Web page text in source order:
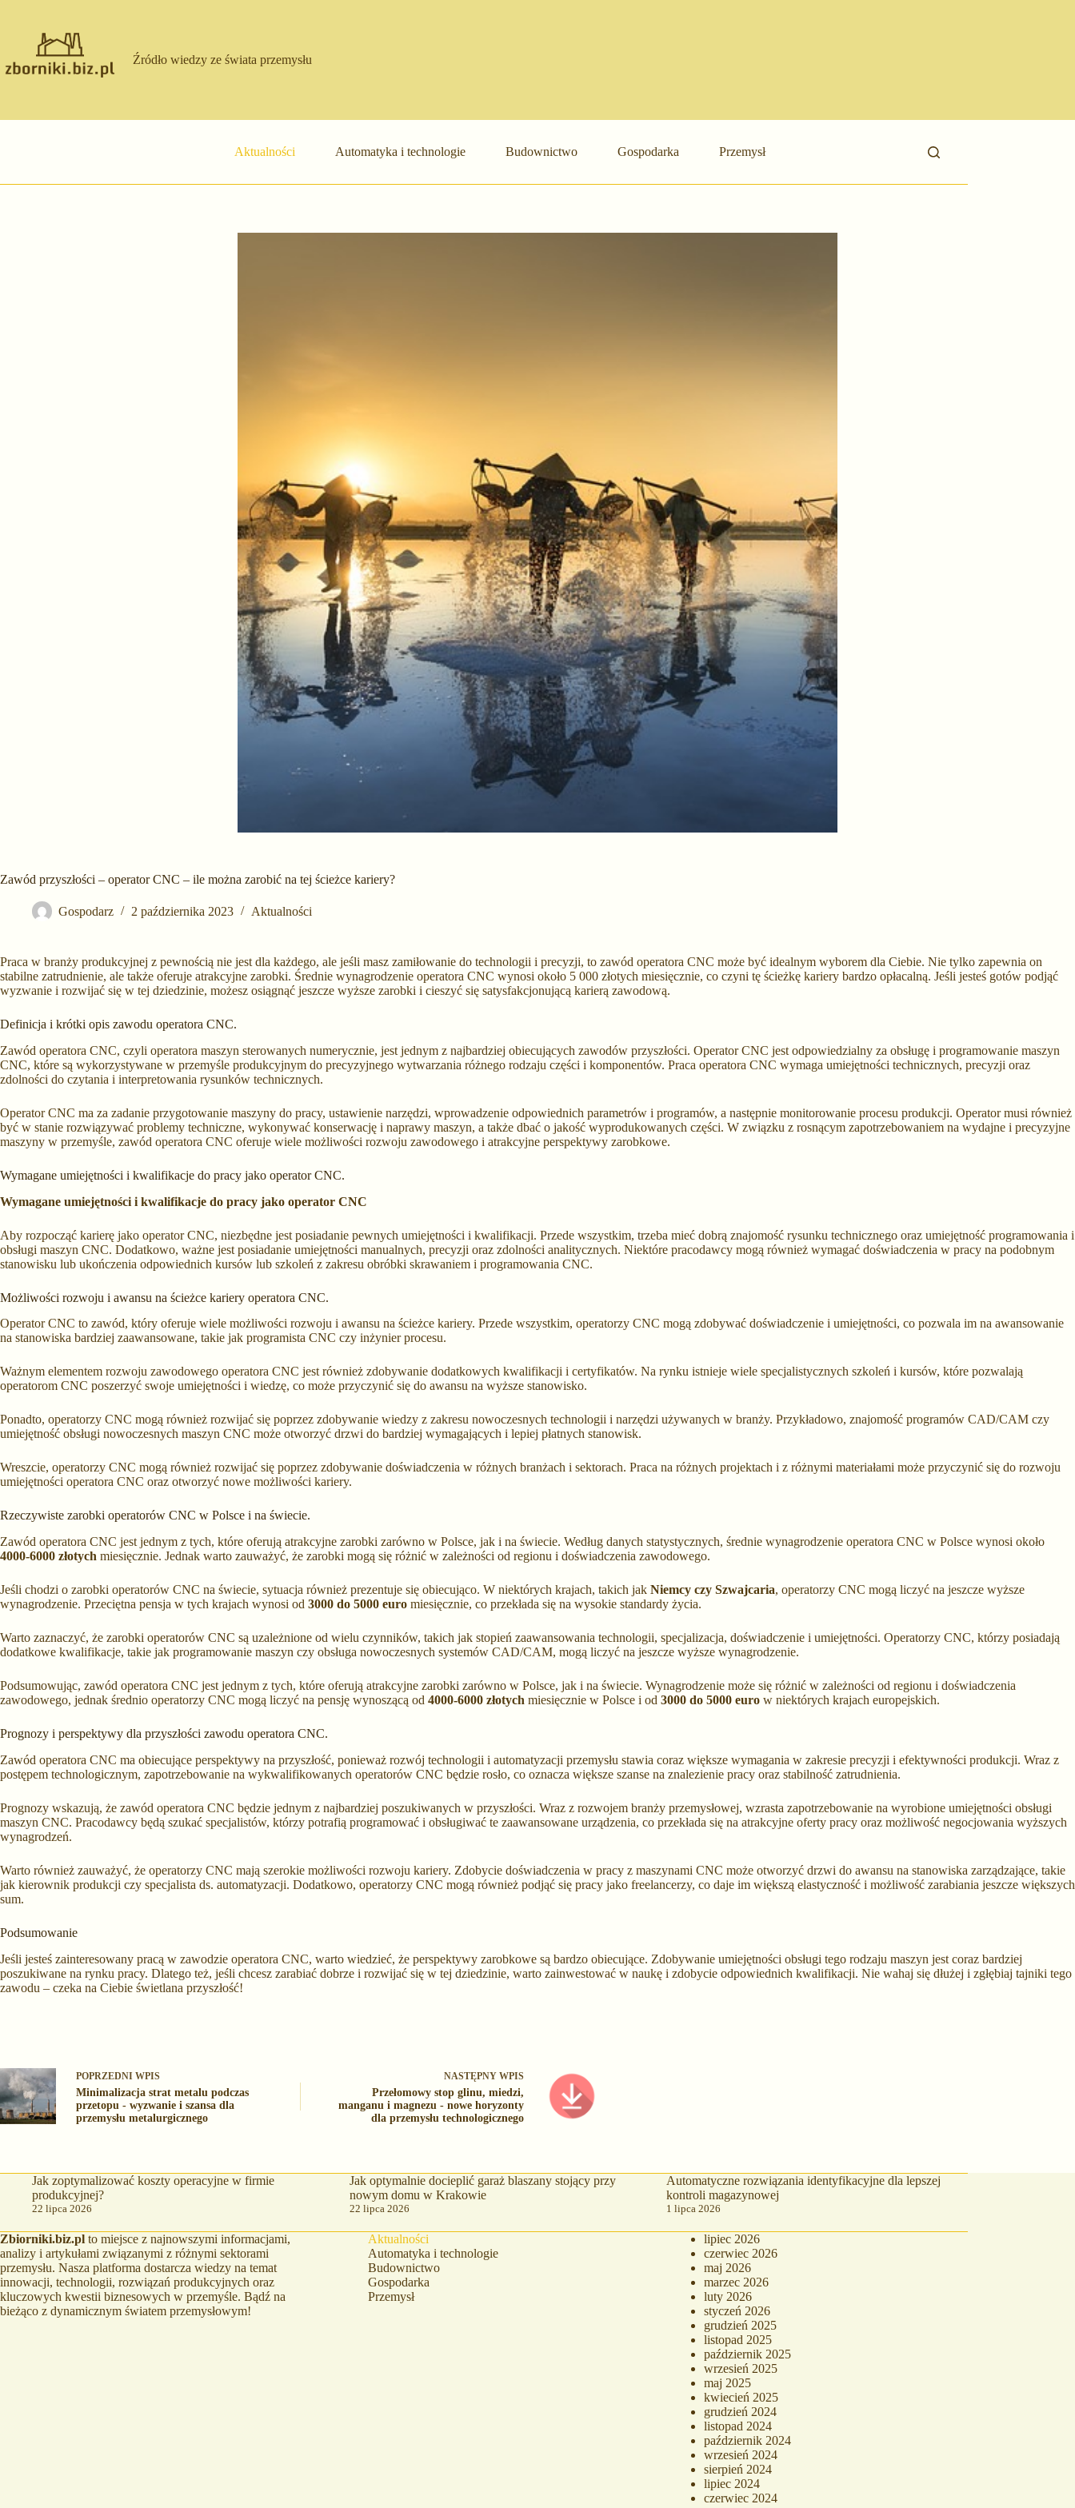
Źródło wiedzy ze świata przemysłu
Aktualności Automatyka i technologie Budownictwo Gospodarka Przemysł
Zawód przyszłości – operator CNC – ile można zarobić na tej ścieżce kariery?
Gospodarz 2 października 2023 Aktualności
Praca w branży produkcyjnej z pewnością nie jest dla każdego, ale jeśli masz zamiłowanie do technologii i precyzji, to zawód operatora CNC może być idealnym wyborem dla Ciebie. Nie tylko zapewnia on
stabilne zatrudnienie, ale także oferuje atrakcyjne zarobki. Średnie wynagrodzenie operatora CNC wynosi około 5 000 złotych miesięcznie, co czyni tę ścieżkę kariery bardzo opłacalną. Jeśli jesteś gotów podjąć
wyzwanie i rozwijać się w tej dziedzinie, możesz osiągnąć jeszcze wyższe zarobki i cieszyć się satysfakcjonującą karierą zawodową.
Definicja i krótki opis zawodu operatora CNC.
Zawód operatora CNC, czyli operatora maszyn sterowanych numerycznie, jest jednym z najbardziej obiecujących zawodów przyszłości. Operator CNC jest odpowiedzialny za obsługę i programowanie maszyn
CNC, które są wykorzystywane w przemyśle produkcyjnym do precyzyjnego wytwarzania różnego rodzaju części i komponentów. Praca operatora CNC wymaga umiejętności technicznych, precyzji oraz
zdolności do czytania i interpretowania rysunków technicznych.
Operator CNC ma za zadanie przygotowanie maszyny do pracy, ustawienie narzędzi, wprowadzenie odpowiednich parametrów i programów, a następnie monitorowanie procesu produkcji. Operator musi również
być w stanie rozwiązywać problemy techniczne, wykonywać konserwację i naprawy maszyn, a także dbać o jakość wyprodukowanych części. W związku z rosnącym zapotrzebowaniem na wydajne i precyzyjne
maszyny w przemyśle, zawód operatora CNC oferuje wiele możliwości rozwoju zawodowego i atrakcyjne perspektywy zarobkowe.
Wymagane umiejętności i kwalifikacje do pracy jako operator CNC.
Wymagane umiejętności i kwalifikacje do pracy jako operator CNC
Aby rozpocząć karierę jako operator CNC, niezbędne jest posiadanie pewnych umiejętności i kwalifikacji. Przede wszystkim, trzeba mieć dobrą znajomość rysunku technicznego oraz umiejętność programowania i
obsługi maszyn CNC. Dodatkowo, ważne jest posiadanie umiejętności manualnych, precyzji oraz zdolności analitycznych. Niektóre pracodawcy mogą również wymagać doświadczenia w pracy na podobnym
stanowisku lub ukończenia odpowiednich kursów lub szkoleń z zakresu obróbki skrawaniem i programowania CNC.
Możliwości rozwoju i awansu na ścieżce kariery operatora CNC.
Operator CNC to zawód, który oferuje wiele możliwości rozwoju i awansu na ścieżce kariery. Przede wszystkim, operatorzy CNC mogą zdobywać doświadczenie i umiejętności, co pozwala im na awansowanie
na stanowiska bardziej zaawansowane, takie jak programista CNC czy inżynier procesu.
Ważnym elementem rozwoju zawodowego operatora CNC jest również zdobywanie dodatkowych kwalifikacji i certyfikatów. Na rynku istnieje wiele specjalistycznych szkoleń i kursów, które pozwalają
operatorom CNC poszerzyć swoje umiejętności i wiedzę, co może przyczynić się do awansu na wyższe stanowisko.
Ponadto, operatorzy CNC mogą również rozwijać się poprzez zdobywanie wiedzy z zakresu nowoczesnych technologii i narzędzi używanych w branży. Przykładowo, znajomość programów CAD/CAM czy
umiejętność obsługi nowoczesnych maszyn CNC może otworzyć drzwi do bardziej wymagających i lepiej płatnych stanowisk.
Wreszcie, operatorzy CNC mogą również rozwijać się poprzez zdobywanie doświadczenia w różnych branżach i sektorach. Praca na różnych projektach i z różnymi materiałami może przyczynić się do rozwoju
umiejętności operatora CNC oraz otworzyć nowe możliwości kariery.
Rzeczywiste zarobki operatorów CNC w Polsce i na świecie.
Zawód operatora CNC jest jednym z tych, które oferują atrakcyjne zarobki zarówno w Polsce, jak i na świecie. Według danych statystycznych, średnie wynagrodzenie operatora CNC w Polsce wynosi około
4000-6000 złotych miesięcznie. Jednak warto zauważyć, że zarobki mogą się różnić w zależności od regionu i doświadczenia zawodowego.
Jeśli chodzi o zarobki operatorów CNC na świecie, sytuacja również prezentuje się obiecująco. W niektórych krajach, takich jak Niemcy czy Szwajcaria, operatorzy CNC mogą liczyć na jeszcze wyższe
wynagrodzenie. Przeciętna pensja w tych krajach wynosi od 3000 do 5000 euro miesięcznie, co przekłada się na wysokie standardy życia.
Warto zaznaczyć, że zarobki operatorów CNC są uzależnione od wielu czynników, takich jak stopień zaawansowania technologii, specjalizacja, doświadczenie i umiejętności. Operatorzy CNC, którzy posiadają
dodatkowe kwalifikacje, takie jak programowanie maszyn czy obsługa nowoczesnych systemów CAD/CAM, mogą liczyć na jeszcze wyższe wynagrodzenie.
Podsumowując, zawód operatora CNC jest jednym z tych, które oferują atrakcyjne zarobki zarówno w Polsce, jak i na świecie. Wynagrodzenie może się różnić w zależności od regionu i doświadczenia
zawodowego, jednak średnio operatorzy CNC mogą liczyć na pensję wynoszącą od 4000-6000 złotych miesięcznie w Polsce i od 3000 do 5000 euro w niektórych krajach europejskich.
Prognozy i perspektywy dla przyszłości zawodu operatora CNC.
Zawód operatora CNC ma obiecujące perspektywy na przyszłość, ponieważ rozwój technologii i automatyzacji przemysłu stawia coraz większe wymagania w zakresie precyzji i efektywności produkcji. Wraz z
postępem technologicznym, zapotrzebowanie na wykwalifikowanych operatorów CNC będzie rosło, co oznacza większe szanse na znalezienie pracy oraz stabilność zatrudnienia.
Prognozy wskazują, że zawód operatora CNC będzie jednym z najbardziej poszukiwanych w przyszłości. Wraz z rozwojem branży przemysłowej, wzrasta zapotrzebowanie na wyrobione umiejętności obsługi
maszyn CNC. Pracodawcy będą szukać specjalistów, którzy potrafią programować i obsługiwać te zaawansowane urządzenia, co przekłada się na atrakcyjne oferty pracy oraz możliwość negocjowania wyższych
wynagrodzeń.
Warto również zauważyć, że operatorzy CNC mają szerokie możliwości rozwoju kariery. Zdobycie doświadczenia w pracy z maszynami CNC może otworzyć drzwi do awansu na stanowiska zarządzające, takie
jak kierownik produkcji czy specjalista ds. automatyzacji. Dodatkowo, operatorzy CNC mogą również podjąć się pracy jako freelancerzy, co daje im większą elastyczność i możliwość zarabiania jeszcze większych
sum.
Podsumowanie
Jeśli jesteś zainteresowany pracą w zawodzie operatora CNC, warto wiedzieć, że perspektywy zarobkowe są bardzo obiecujące. Zdobywanie umiejętności obsługi tego rodzaju maszyn jest coraz bardziej
poszukiwane na rynku pracy. Dlatego też, jeśli chcesz zarabiać dobrze i rozwijać się w tej dziedzinie, warto zainwestować w naukę i zdobycie odpowiednich kwalifikacji. Nie wahaj się dłużej i zgłębiaj tajniki tego
zawodu – czeka na Ciebie świetlana przyszłość!
POPRZEDNI WPIS
Minimalizacja strat metalu podczas
przetopu - wyzwanie i szansa dla
przemysłu metalurgicznego
NASTĘPNY WPIS
Przełomowy stop glinu, miedzi,
manganu i magnezu - nowe horyzonty
dla przemysłu technologicznego
Jak zoptymalizować koszty operacyjne w firmie
produkcyjnej?
22 lipca 2026
Jak optymalnie docieplić garaż blaszany stojący przy
nowym domu w Krakowie
22 lipca 2026
Automatyczne rozwiązania identyfikacyjne dla lepszej
kontroli magazynowej
1 lipca 2026
Zbiorniki.biz.pl to miejsce z najnowszymi informacjami,
analizy i artykułami związanymi z różnymi sektorami
przemysłu. Nasza platforma dostarcza wiedzy na temat
innowacji, technologii, rozwiązań produkcyjnych oraz
kluczowych kwestii biznesowych w przemyśle. Bądź na
bieżąco z dynamicznym światem przemysłowym!
Aktualności
Automatyka i technologie
Budownictwo
Gospodarka
Przemysł
lipiec 2026
czerwiec 2026
maj 2026
marzec 2026
luty 2026
styczeń 2026
grudzień 2025
listopad 2025
październik 2025
wrzesień 2025
maj 2025
kwiecień 2025
grudzień 2024
listopad 2024
październik 2024
wrzesień 2024
sierpień 2024
lipiec 2024
czerwiec 2024